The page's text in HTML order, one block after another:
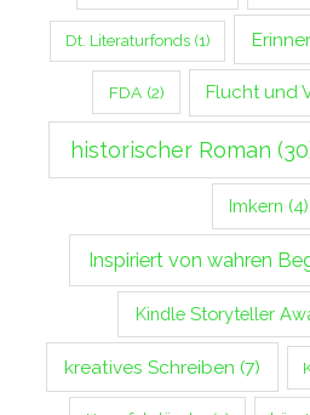
Dt. Literaturfonds(1)
FDA(2) Flucht und
historischer Roman
Imkern (4)
Inspiriert von wahren
Kindle Storyteller
kreatives Schreiben (7)